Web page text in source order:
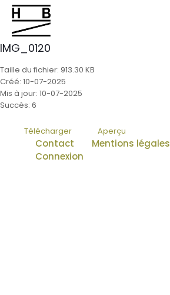
IMG_0120
Taille du fichier: 913.30 KB
Créé: 10-07-2025
Mis à jour: 10-07-2025
Succès: 6
Télécharger Aperçu
Contact
Mentions légales
Connexion